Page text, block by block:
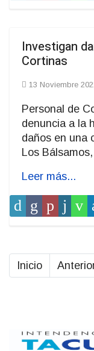
Investigan
Cortinas
13 Noviembre
Personal de
denuncia a la
daños en una
Los
Leer más...
Inicio